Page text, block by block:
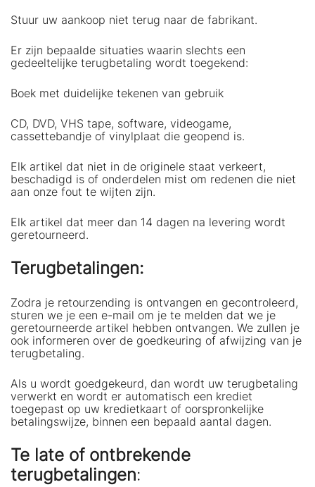
Stuur uw aankoop niet terug naar de fabrikant.
Er zijn bepaalde situaties waarin slechts een
gedeeltelijke terugbetaling wordt toegekend:
Boek met duidelijke tekenen van gebruik
CD, DVD, VHS tape, software, videogame,
cassettebandje of vinylplaat die geopend is.
Elk artikel dat niet in de originele staat verkeert,
beschadigd is of onderdelen mist om redenen die niet
aan onze fout te wijten zijn.
Elk artikel dat meer dan 14 dagen na levering wordt
geretourneerd.
Terugbetalingen:
Zodra je retourzending is ontvangen en gecontroleerd,
sturen we je een e-mail om je te melden dat we je
geretourneerde artikel hebben ontvangen. We zullen je
ook informeren over de goedkeuring of afwijzing van je
terugbetaling.
Als u wordt goedgekeurd, dan wordt uw terugbetaling
verwerkt en wordt er automatisch een krediet
toegepast op uw kredietkaart of oorspronkelijke
betalingswijze, binnen een bepaald aantal dagen.
Te late of ontbrekende
terugbetalingen: